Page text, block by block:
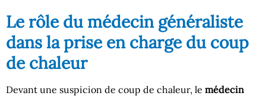
Le rôle du médecin généraliste
dans la prise en charge du coup
de chaleur
Devant une suspicion de coup de chaleur, le médecin